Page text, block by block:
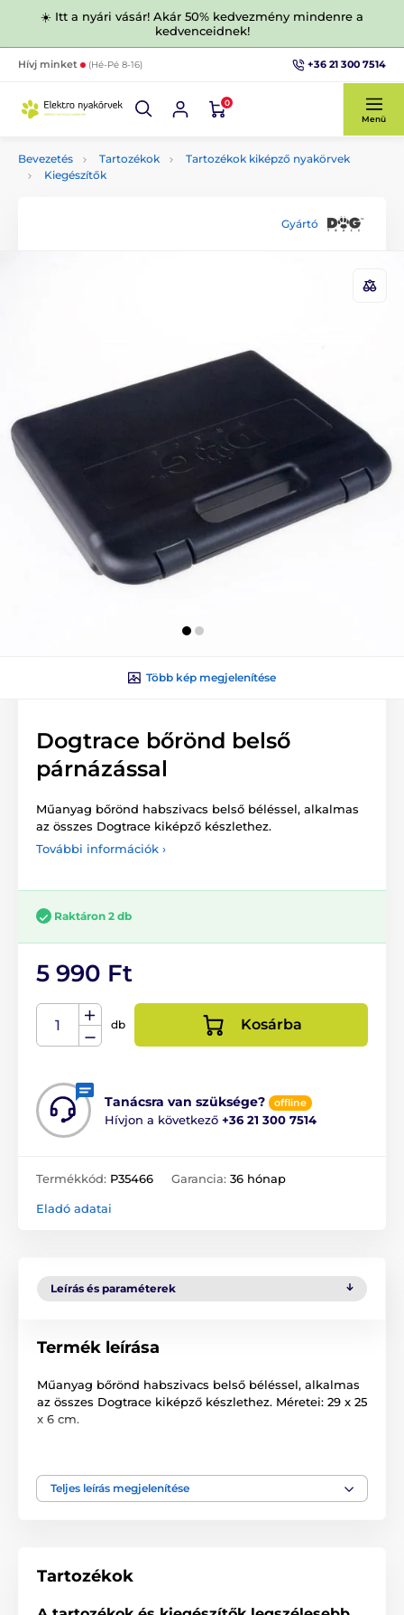
☀️ Itt a nyári vásár! Akár 50% kedvezmény mindenre a
kedvenceidnek!
Hívj minket (Hé-Pé 8-16) +36 21 300 7514
0
Menü
Bevezetés Tartozékok
Tartozékok kiképző nyakörvek
Kiegészítők
Gyártó
Több kép megjelenítése
Dogtrace bőrönd belső
párnázással
Műanyag bőrönd habszivacs belső béléssel, alkalmas
az összes Dogtrace kiképző készlethez.
További információk ›
Raktáron 2 db
5 990 Ft
db Kosárba
Tanácsra van szüksége? offline
Hívjon a következő +36 21 300 7514
Termékkód: P35466 Garancia: 36 hónap
Eladó adatai
Leírás és paraméterek
Termék leírása
Műanyag bőrönd habszivacs belső béléssel, alkalmas
az összes Dogtrace kiképző készlethez. Méretei: 29 x 25
x 6 cm.
töltet a megfelelő legyen).
Teljes leírás megjelenítése
Tartozékok